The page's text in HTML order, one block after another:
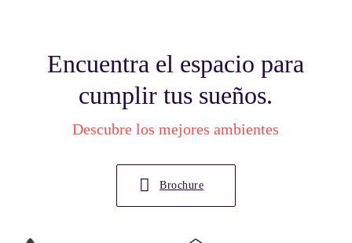
Encuentra el espacio para
cumplir tus sueños.
Descubre los mejores ambientes
Brochure